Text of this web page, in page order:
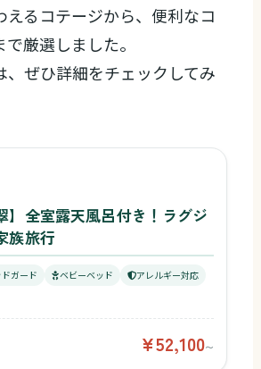
えるコテージから、便利なコ
厳選しました。
、ぜひ詳細をチェックしてみ
】全室露天風呂付き！ラグジ
族旅行
ガード ベビーベッド
アレルギー対応
¥52,100〜